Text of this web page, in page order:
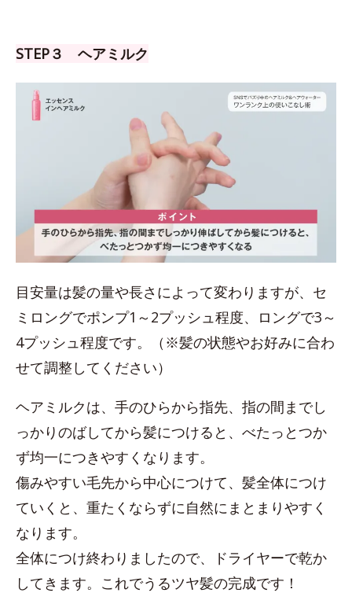
STEP３ ヘアミルク
目安量は髪の量や長さによって変わりますが、セ
ミロングでポンプ1～2プッシュ程度、ロングで3～
4プッシュ程度です。（※髪の状態やお好みに合わ
せて調整してください）
ヘアミルクは、手のひらから指先、指の間までし
っかりのばしてから髪につけると、べたっとつか
ず均一につきやすくなります。
傷みやすい毛先から中心につけて、髪全体につけ
ていくと、重たくならずに自然にまとまりやすく
なります。
全体につけ終わりましたので、ドライヤーで乾か
してきます。これでうるツヤ髪の完成です！